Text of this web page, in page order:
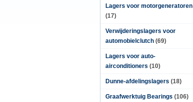
Lagers voor motorgeneratoren
(17)
Verwijderingslagers voor
automobielclutch (69)
Lagers voor auto-
airconditioners (10)
Dunne-afdelingslagers (18)
Graafwerktuig Bearings (106)